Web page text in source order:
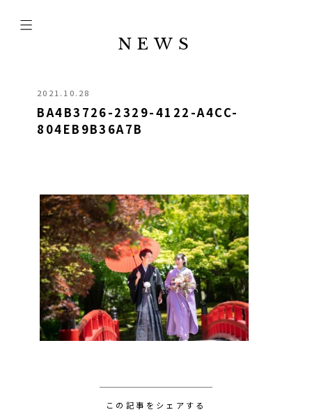
NEWS
2021.10.28
BA4B3726-2329-4122-A4CC-
804EB9B36A7B
この記事をシェアする